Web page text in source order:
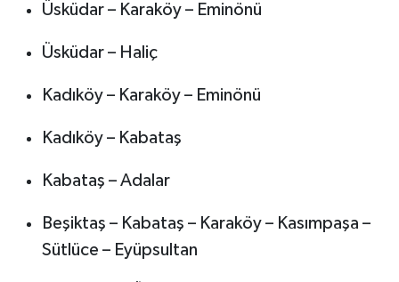
Üsküdar – Karaköy – Eminönü
Üsküdar – Haliç
Kadıköy – Karaköy – Eminönü
Kadıköy – Kabataş
Kabataş – Adalar
Beşiktaş – Kabataş – Karaköy – Kasımpaşa –
Sütlüce – Eyüpsultan